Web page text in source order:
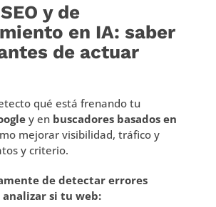
y de
en IA: saber
de actuar
qué está frenando tu
y en buscadores basados en
mejorar visibilidad, tráfico y
y criterio.
de detectar errores
si tu web: